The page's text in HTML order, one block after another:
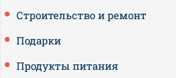
Строительство и ремонт
Подарки
Продукты питания